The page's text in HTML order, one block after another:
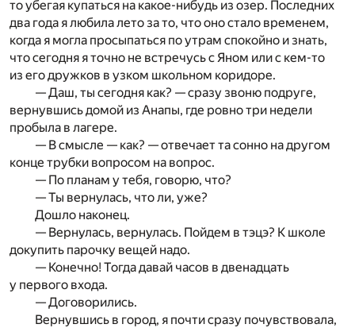
то убегая купаться на какое-нибудь из озер. Последних
два года я любила лето за то, что оно стало временем,
когда я могла просыпаться по утрам спокойно и знать,
что сегодня я точно не встречусь с Яном или с кем-то
из его дружков в узком школьном коридоре.
— Даш, ты сегодня как? — сразу звоню подруге,
вернувшись домой из Анапы, где ровно три недели
пробыла в лагере.
— В смысле — как? — отвечает та сонно на другом
конце трубки вопросом на вопрос.
— По планам у тебя, говорю, что?
— Ты вернулась, что ли, уже?
Дошло наконец.
— Вернулась, вернулась. Пойдем в тэцэ? К школе
докупить парочку вещей надо.
— Конечно! Тогда давай часов в двенадцать
у первого входа.
— Договорились.
Вернувшись в город, я почти сразу почувствовала,